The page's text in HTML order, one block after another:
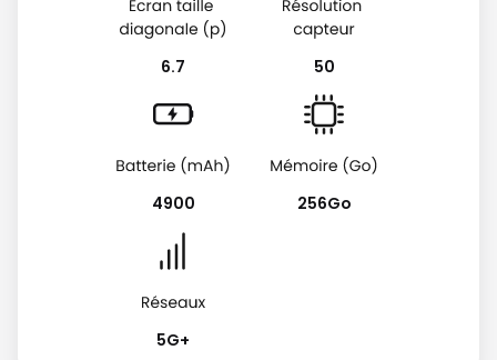
6.7 50
4900 256Go
5G+